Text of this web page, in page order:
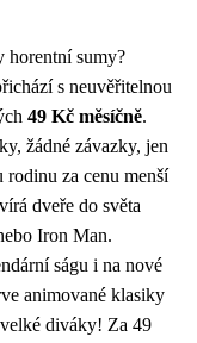
horentní sumy?
s neuvěřitelnou
49 Kč měsíčně.
žádné závazky, jen
za cenu menší
dveře do světa
Iron Man.
ságu i na nové
animované klasiky
diváky! Za 49